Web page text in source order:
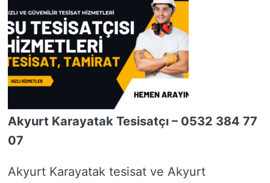
Akyurt Karayatak Tesisatçı – 0532 384 77
07
Akyurt Karayatak tesisat ve Akyurt